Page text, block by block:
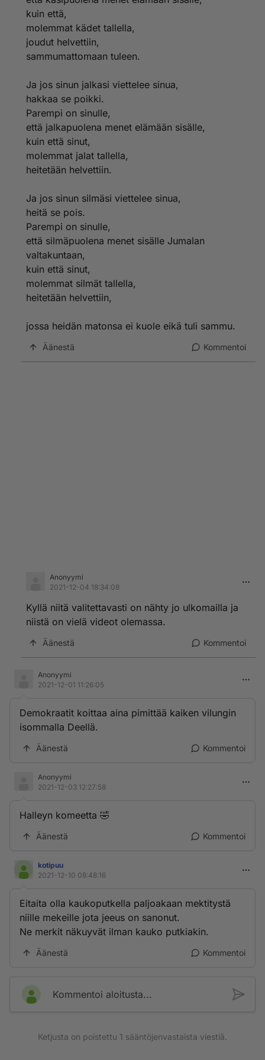
'Jos he eivät kuule Moosesta ja profeettoja,
niin eivät he usko,
vaikka joku kuolleistakin nousisi ylös.'"
kuin että,
molemmat kädet tallella,
joudut helvettiin,
sammumattomaan tuleen.
Ja jos sinun jalkasi viettelee sinua,
hakkaa se poikki.
Parempi on sinulle,
että jalkapuolena menet elämään sisälle,
kuin että sinut,
molemmat jalat tallella,
heitetään helvettiin.
Ja jos sinun silmäsi viettelee sinua,
heitä se pois.
Parempi on sinulle,
että silmäpuolena menet sisälle Jumalan
valtakuntaan,
kuin että sinut,
molemmat silmät tallella,
heitetään helvettiin,
jossa heidän matonsa ei kuole eikä tuli sammu.
Äänestä Kommentoi
Anonyymi
2021-12-04 18:34:08
Kyllä niitä valitettavasti on nähty jo ulkomailla ja
niistä on vielä videot olemassa.
Äänestä Kommentoi
Anonyymi
2021-12-01 11:26:05
Demokraatit koittaa aina pimittää kaiken vilungin
isommalla Deellä.
Äänestä Kommentoi
Anonyymi
2021-12-03 12:27:58
Halleyn komeetta 🤣
Äänestä Kommentoi
kotipuu
2021-12-10 08:48:16
Eitaita olla kaukoputkella paljoakaan mektitystä
niille mekeille jota jeeus on sanonut.
Ne merkit näkuyvät ilman kauko putkiakin.
Äänestä Kommentoi
Kommentoi aloitusta...
Ketjusta on poistettu 1 sääntöjenvastaista viestiä.